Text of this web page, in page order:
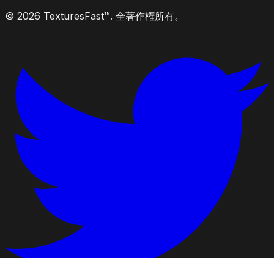
© 2026 TexturesFast™. 全著作権所有。